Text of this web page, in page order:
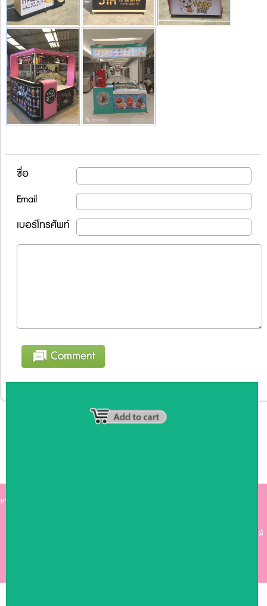
ชื่อ
Email
เบอร์โทรศัพท์
หน้าหลัก
คาร์เตอร์ เฟอร์นิเจอร์ ซุ้มไม้